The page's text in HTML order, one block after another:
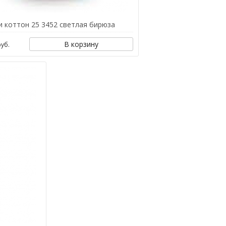
коттон 25 3452 светлая бирюза
В корзину